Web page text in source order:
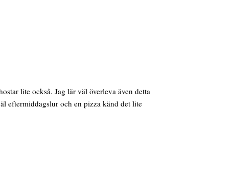
lite också. Jag lär väl överleva även detta
eftermiddagslur och en pizza känd det lite